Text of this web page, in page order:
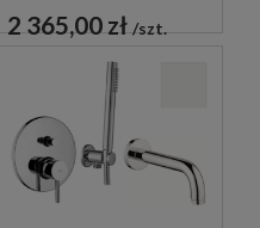
PRYSZNICOWY Z
WYLEWKĄ
2 365,00 zł szt.